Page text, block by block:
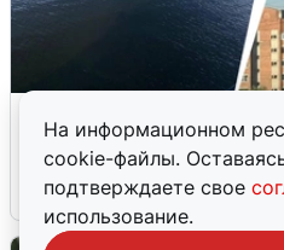
На информационном
cookie-файлы.
подтверждаете свое
использование.
попадания и
6 августа 0